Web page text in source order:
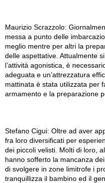
Maurizio Scrazzolo:
messa a punto delle
meglio mentre per altri la
delle aspettative. Attualmente
l’attività agonistica, è
adeguata e un’attrezzatura
mattinata è stata utilizzata per
armamento e la preparazione
Stefano Cigui: Oltre ad aver
fra loro diversificati per
dei piccoli velisti. Molti di loro,
hanno sofferto la mancanza
di svolgere in zone limitrofe i
tranquillizza il bambino ed il